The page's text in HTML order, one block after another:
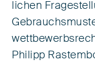
lichen
Philipp